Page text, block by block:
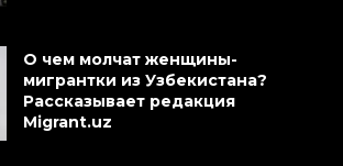
О чем молчат женщины-
мигрантки из Узбекистана?
Рассказывает редакция
Migrant.uz